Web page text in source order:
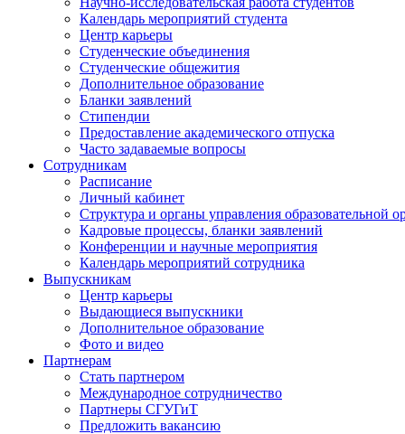
Календарь мероприятий студента
Центр карьеры
Студенческие объединения
Студенческие общежития
Дополнительное образование
Бланки заявлений
Стипендии
Предоставление академического отпуска
Часто задаваемые вопросы
Сотрудникам
Расписание
Личный кабинет
Структура и органы управления образовательной
Кадровые процессы, бланки заявлений
Конференции и научные мероприятия
Календарь мероприятий сотрудника
Выпускникам
Центр карьеры
Выдающиеся выпускники
Дополнительное образование
Фото и видео
Партнерам
Стать партнером
Международное сотрудничество
Партнеры СГУГиТ
Предложить вакансию